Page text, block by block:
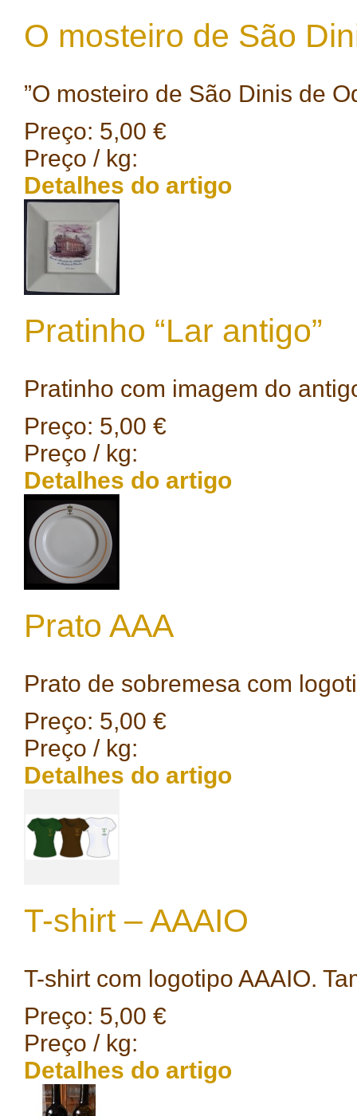
O mosteiro de São
”O mosteiro de São Dinis de
Preço: 5,00 €
Preço / kg:
Detalhes do artigo
Pratinho “Lar antigo”
Pratinho com imagem do
Preço: 5,00 €
Preço / kg:
Detalhes do artigo
Prato AAA
Prato de sobremesa com
Preço: 5,00 €
Preço / kg:
Detalhes do artigo
T-shirt – AAAIO
T-shirt com logotipo AAAIO.
Preço: 5,00 €
Preço / kg:
Detalhes do artigo